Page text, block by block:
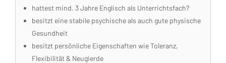
hattest mind. 3 Jahre Englisch als Unterrichtsfach?
besitzt eine stabile psychische als auch gute physische
Gesundheit
besitzt persönliche Eigenschaften wie Toleranz,
Flexibilität & Neugierde